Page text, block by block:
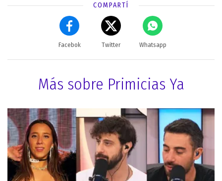
COMPARTÍ
Facebok Twitter Whatsapp
Más sobre Primicias Ya